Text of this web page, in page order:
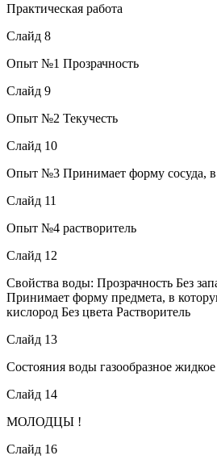
Практическая работа
Слайд 8
Опыт №1 Прозрачность
Слайд 9
Опыт №2 Текучесть
Слайд 10
Опыт №3 Принимает форму сосуда,
Слайд 11
Опыт №4 растворитель
Слайд 12
Свойства воды: Прозрачность Без
Принимает форму предмета, в
кислород Без цвета Растворитель
Слайд 13
Состояния воды газообразное жидкое
Слайд 14
МОЛОДЦЫ !
Слайд 16